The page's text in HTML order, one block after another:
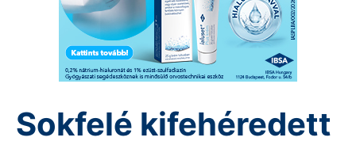
Sokfelé kifehéredett